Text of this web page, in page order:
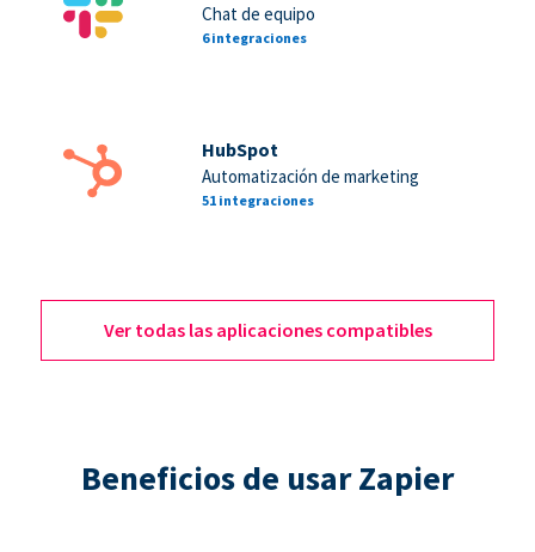
Chat de equipo
6 integraciones
HubSpot
Automatización de marketing
51 integraciones
Ver todas las aplicaciones compatibles
Beneficios de usar Zapier